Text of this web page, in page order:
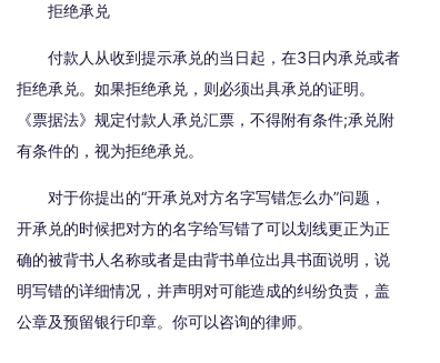
拒绝承兑
付款人从收到提示承兑的当日起，在3日内承兑或者
拒绝承兑。如果拒绝承兑，则必须出具承兑的证明。
《票据法》规定付款人承兑汇票，不得附有条件;承兑附
有条件的，视为拒绝承兑。
对于你提出的“开承兑对方名字写错怎么办”问题，
开承兑的时候把对方的名字给写错了可以划线更正为正
确的被背书人名称或者是由背书单位出具书面说明，说
明写错的详细情况，并声明对可能造成的纠纷负责，盖
公章及预留银行印章。你可以咨询的律师。